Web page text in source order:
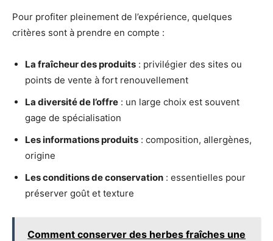
Pour profiter pleinement de l’expérience, quelques
critères sont à prendre en compte :
La fraîcheur des produits : privilégier des sites ou
points de vente à fort renouvellement
La diversité de l’offre : un large choix est souvent
gage de spécialisation
Les informations produits : composition, allergènes,
origine
Les conditions de conservation : essentielles pour
préserver goût et texture
Comment conserver des herbes fraîches une